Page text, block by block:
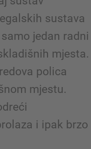
sustava
jedan radni
mjesta.
polica
mjestu.
i ipak brzo